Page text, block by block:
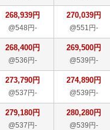
268,939円
@548円-
270,039円
@551円-
268,400円
@536円-
269,500円
@539円-
273,790円
@537円-
274,890円
@539円-
279,180円
@537円-
280,280円
@539円-